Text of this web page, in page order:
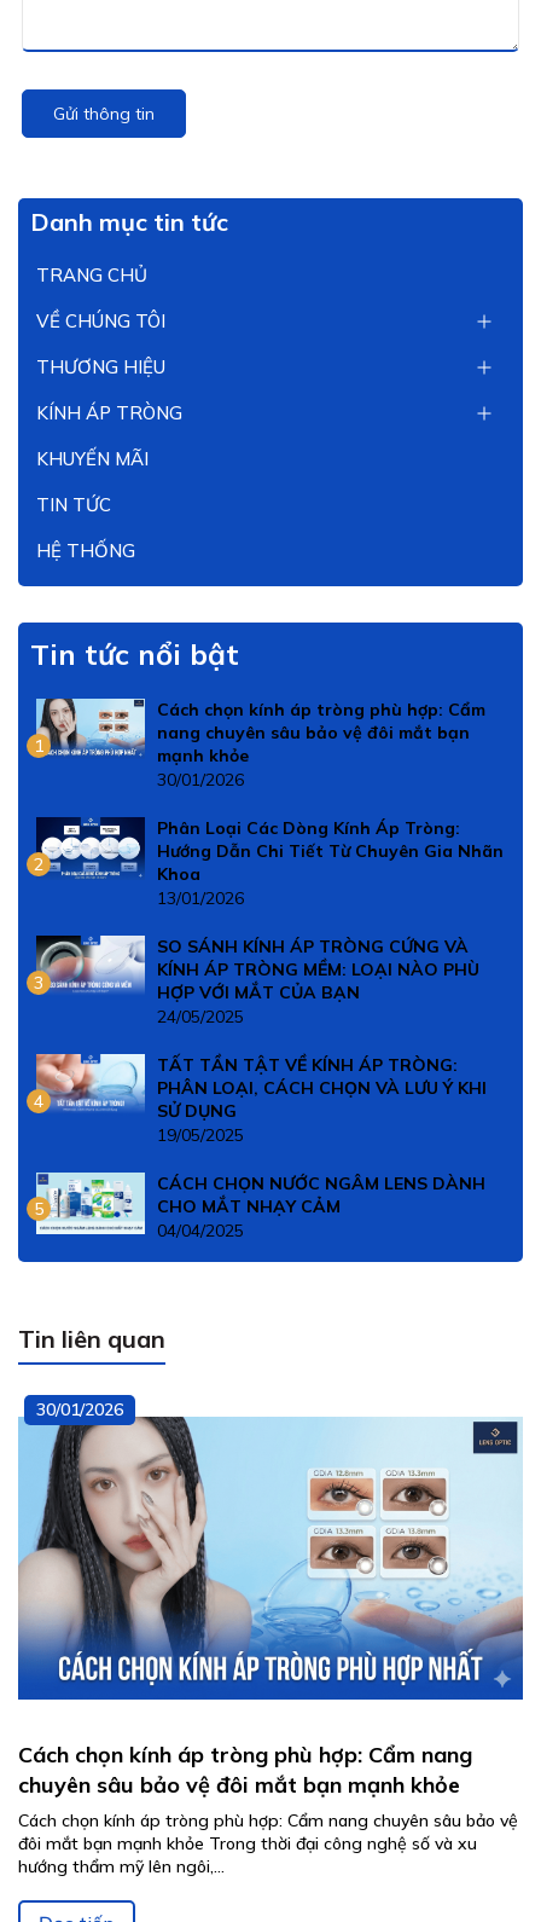
Gửi thông tin
Danh mục tin tức
TRANG CHỦ
VỀ CHÚNG TÔI
THƯƠNG HIỆU
KÍNH ÁP TRÒNG
KHUYẾN MÃI
TIN TỨC
HỆ THỐNG
Tin tức nổi bật
1
Cách chọn kính áp tròng phù hợp: Cẩm
nang chuyên sâu bảo vệ đôi mắt bạn
mạnh khỏe
30/01/2026
2
Phân Loại Các Dòng Kính Áp Tròng:
Hướng Dẫn Chi Tiết Từ Chuyên Gia Nhãn
Khoa
13/01/2026
3
SO SÁNH KÍNH ÁP TRÒNG CỨNG VÀ
KÍNH ÁP TRÒNG MỀM: LOẠI NÀO PHÙ
HỢP VỚI MẮT CỦA BẠN
24/05/2025
4
TẤT TẦN TẬT VỀ KÍNH ÁP TRÒNG:
PHÂN LOẠI, CÁCH CHỌN VÀ LƯU Ý KHI
SỬ DỤNG
19/05/2025
5
CÁCH CHỌN NƯỚC NGÂM LENS DÀNH
CHO MẮT NHẠY CẢM
04/04/2025
Tin liên quan
30/01/2026
Cách chọn kính áp tròng phù hợp: Cẩm nang
chuyên sâu bảo vệ đôi mắt bạn mạnh khỏe
Cách chọn kính áp tròng phù hợp: Cẩm nang chuyên sâu bảo vệ
đôi mắt bạn mạnh khỏe Trong thời đại công nghệ số và xu
hướng thẩm mỹ lên ngôi,...